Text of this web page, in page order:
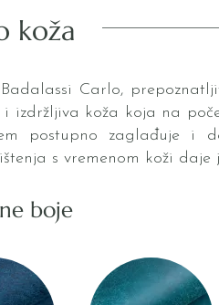
koža
Carlo,
izdržljiva koža koja na
postupno zaglađuje i
s vremenom koži daje
boje